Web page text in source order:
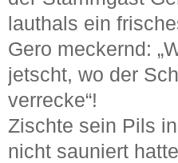
lauthals ein
Gero meckernd:
jetscht, wo der
verrecke“!
Zischte sein Pils
nicht sauniert